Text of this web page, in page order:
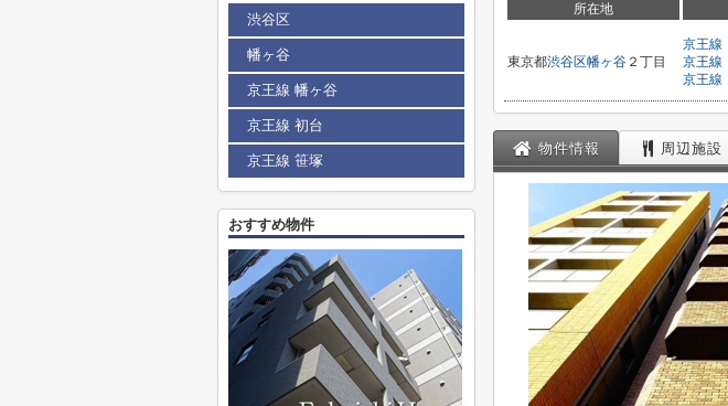
所在地
東京都渋谷区幡ヶ谷 ２丁目
京王線
京王線
京王線
物件情報 周辺施設
渋谷区
幡ヶ谷
京王線 幡ヶ谷
京王線 初台
京王線 笹塚
おすすめ物件